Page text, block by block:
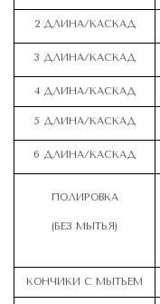
2 ДЛИНА/КАСКАД
3 ДЛИНА/КАСКАД
4 ДЛИНА/КАСКАД
5 ДЛИНА/КАСКАД
6 ДЛИНА/КАСКАД
ПОЛИРОВКА
(БЕЗ МЫТЬЯ)
КОНЧИКИ С МЫТЬЕМ